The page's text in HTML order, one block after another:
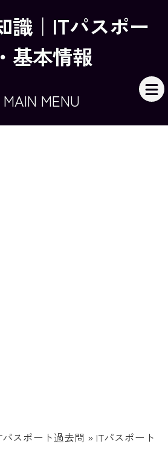
識｜ITパスポー
基本情報
MAIN MENU
パスポート過去問 »ITパスポート